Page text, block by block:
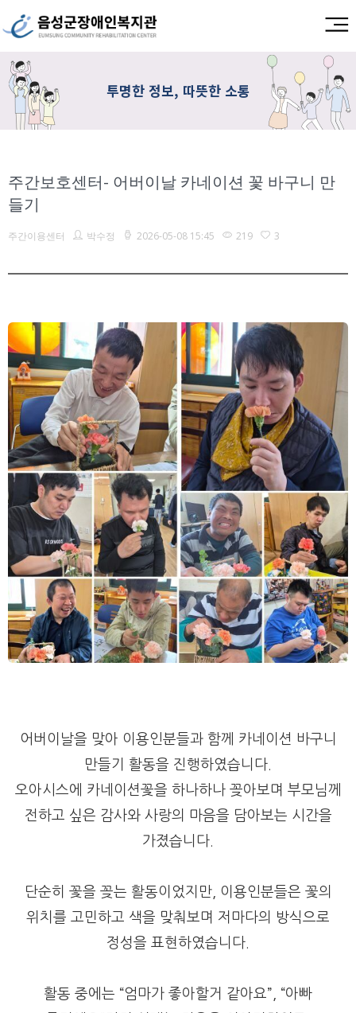
투명한 정보, 따뜻한 소통
주간보호센터- 어버이날 카네이션 꽃 바구니 만
들기
주간이용센터 박수정 2026-05-08 15:45 219 3
어버이날을 맞아 이용인분들과 함께 카네이션 바구니
만들기 활동을 진행하였습니다.
오아시스에 카네이션꽃을 하나하나 꽂아보며 부모님께
전하고 싶은 감사와 사랑의 마음을 담아보는 시간을
가졌습니다.
단순히 꽃을 꽂는 활동이었지만, 이용인분들은 꽃의
위치를 고민하고 색을 맞춰보며 저마다의 방식으로
정성을 표현하였습니다.
활동 중에는 “엄마가 좋아할거 같아요”, “아빠